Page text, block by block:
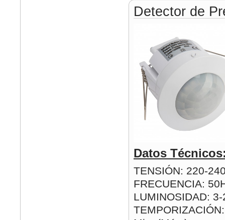
Detector de
Datos
TENSIÓN: 220-
FRECUENCIA:
LUMINOSIDAD: